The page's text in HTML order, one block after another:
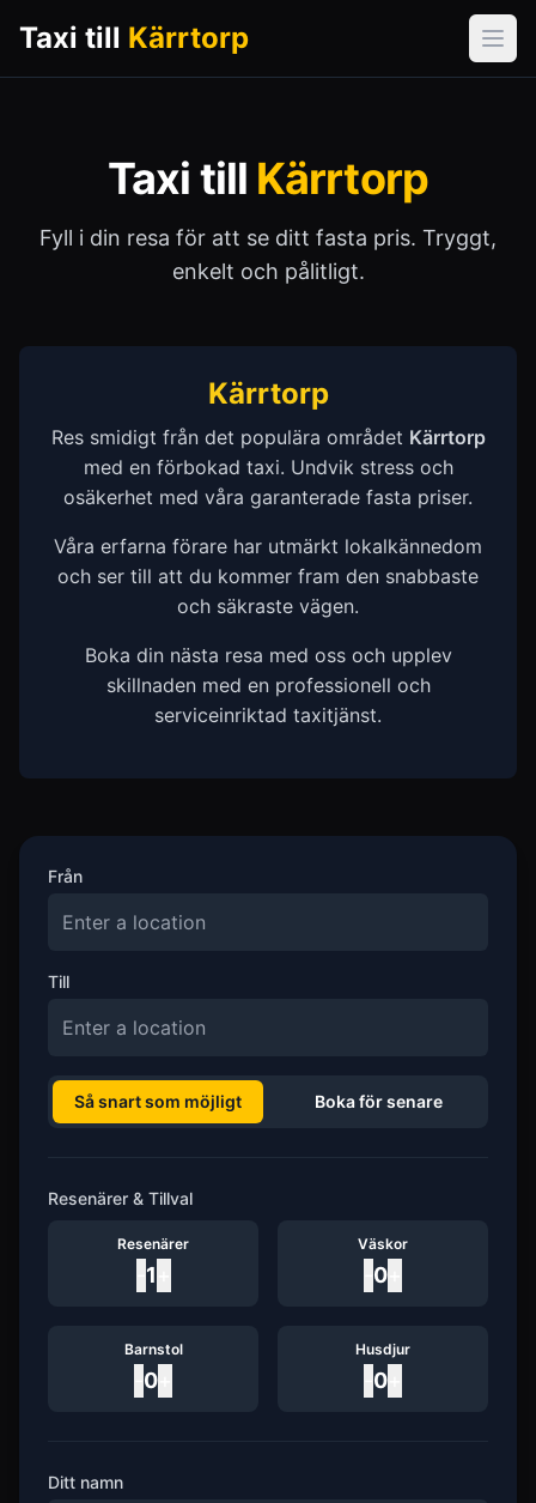
Taxi till Kärrtorp
Taxi till Kärrtorp
Fyll i din resa för att se ditt fasta pris. Tryggt,
enkelt och pålitligt.
Kärrtorp
Res smidigt från det populära området Kärrtorp
med en förbokad taxi. Undvik stress och
osäkerhet med våra garanterade fasta priser.
Våra erfarna förare har utmärkt lokalkännedom
och ser till att du kommer fram den snabbaste
och säkraste vägen.
Boka din nästa resa med oss och upplev
skillnaden med en professionell och
serviceinriktad taxitjänst.
Från
Till
Så snart som möjligt Boka för senare
Resenärer & Tillval
Resenärer
1
Väskor
0
Barnstol
0
Husdjur
0
Ditt namn